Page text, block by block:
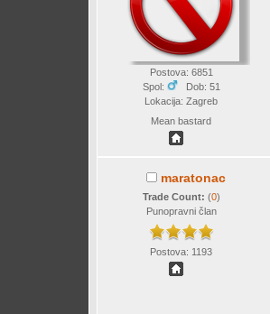
Postova: 6851
Spol:
Dob: 51
Lokacija: Zagreb
Mean bastard
maratonac
Trade Count: (0)
Punopravni član
Postova: 1193